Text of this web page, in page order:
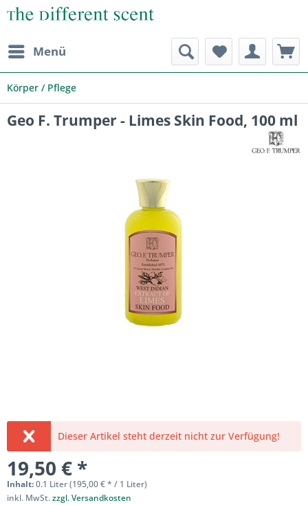
Menü
Körper / Pflege
Geo F. Trumper - Limes Skin Food, 100 ml
Dieser Artikel steht derzeit nicht zur Verfügung!
19,50 € *
Inhalt:0.1 Liter (195,00 € * / 1 Liter)
inkl. MwSt.zzgl. Versandkosten